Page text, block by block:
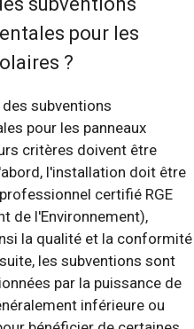
pour les
?
subventions
pour les panneaux
critères doivent être
l'installation doit être
certifié RGE
de l'Environnement),
la qualité et la conformité
les subventions sont
par la puissance de
inférieure ou